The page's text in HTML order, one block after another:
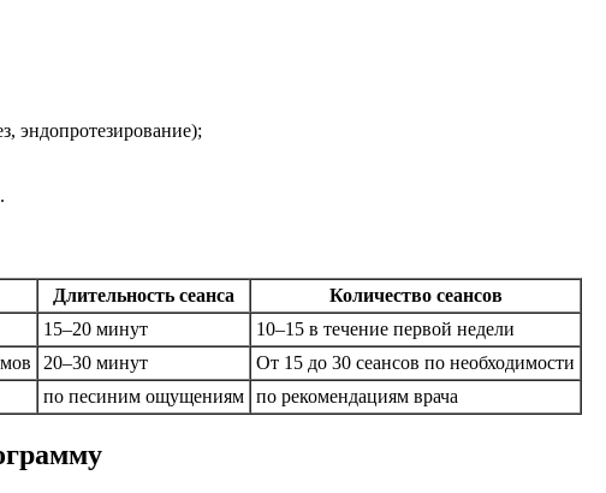
эндопротезирование);
Длительность сеанса
Количество сеансов
15–20 минут
10–15 в течение первой недели
20–30 минут
От 15 до 30 сеансов по необходимости
по песиним ощущениям по рекомендациям врача